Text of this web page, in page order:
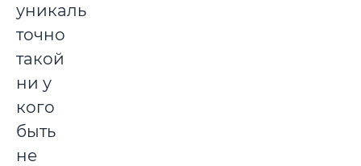
уникальна,
точно
такой
ни у
кого
быть
не